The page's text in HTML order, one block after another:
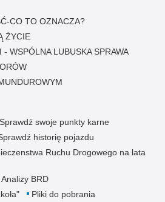
CO TO OZNACZA?
ŻYCIE
WSPÓLNA LUBUSKA SPRAWA
Sprawdź swoje punkty karne
historię pojazdu
Ruchu Drogowego na lata
Analizy BRD
Pliki do pobrania